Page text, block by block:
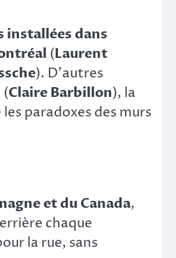
installées dans
(Laurent
). D’autres
(Claire Barbillon), la
paradoxes des murs
et du Canada,
chaque
la rue, sans